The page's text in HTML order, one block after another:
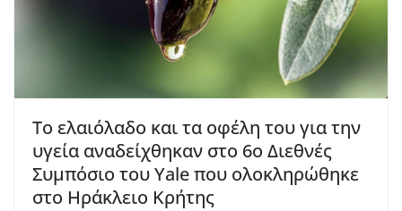
Το ελαιόλαδο και τα οφέλη του για την
υγεία αναδείχθηκαν στο 6ο Διεθνές
Συμπόσιο του Yale που ολοκληρώθηκε
στο Ηράκλειο Κρήτης